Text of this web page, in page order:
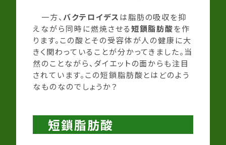
一方、 バクテロイデス は脂肪の吸収を抑
えながら同時に燃焼させる短鎖脂肪酸を作
ります。この酸とその受容体が人の健康に大
きく関わっていることが分かってきました。当
然のことながら、ダイエットの面からも注目
されています。この短鎖脂肪酸とはどのよう
なものなのでしょうか？
短鎖脂肪酸